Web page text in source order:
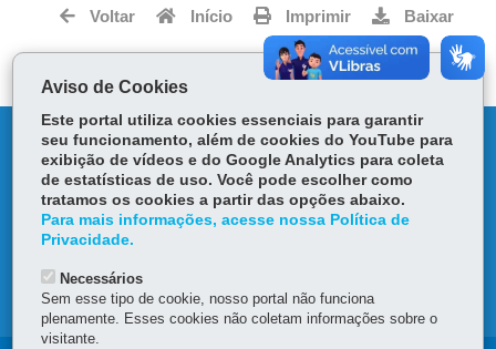
bo
itt
er
ts
Ap
p
Voltar Início Imprimir Baixar
MAPA DO SITE
DENUNCIE CORRUPÇÃO
OUVIDORIA
TRANSPARÊNCIA INSTITUCIONAL
Aviso de Cookies
Este portal utiliza cookies essenciais para garantir
seu funcionamento, além de cookies do YouTube para
exibição de vídeos e do Google Analytics para coleta
de estatísticas de uso. Você pode escolher como
tratamos os cookies a partir das opções abaixo.
Para mais informações, acesse nossa Política de
Privacidade.
Necessários
Sem esse tipo de cookie, nosso portal não funciona
plenamente. Esses cookies não coletam informações sobre o
visitante.